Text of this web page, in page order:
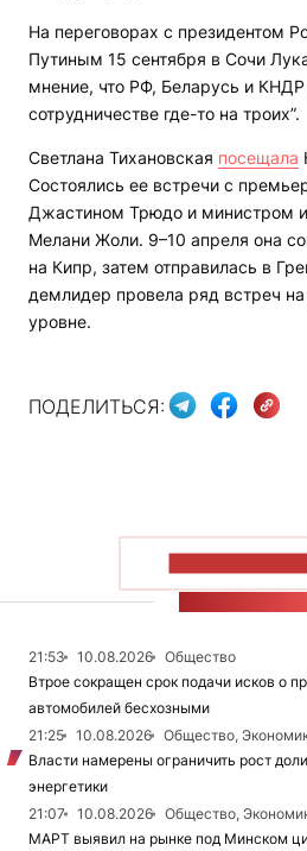
На переговорах с президентом
Путиным 15 сентября в Сочи
мнение, что РФ, Беларусь и
сотрудничестве где-то на троих”.
Светлана Тихановская посещала
Состоялись ее встречи с
Джастином Трюдо и министром
Мелани Жоли. 9–10 апреля она
на Кипр, затем отправилась в
демлидер провела ряд встреч
уровне.
ПОДЕЛИТЬСЯ:
21:53 10.08.2026
Общество
Втрое сокращен срок подачи исков о
автомобилей бесхозными
21:25
10.08.2026
Общество,
Власти намерены ограничить рост
энергетики
21:07
10.08.2026
Общество,
МАРТ выявил на рынке под Минском